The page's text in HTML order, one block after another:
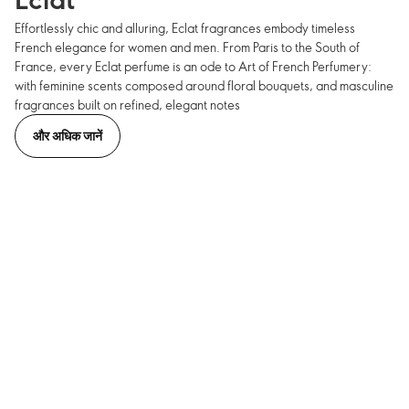
Effortlessly chic and alluring, Eclat fragrances embody timeless
French elegance for women and men. From Paris to the South of
France, every Eclat perfume is an ode to Art of French Perfumery:
with feminine scents composed around floral bouquets, and masculine
fragrances built on refined, elegant notes
और अधिक जानें